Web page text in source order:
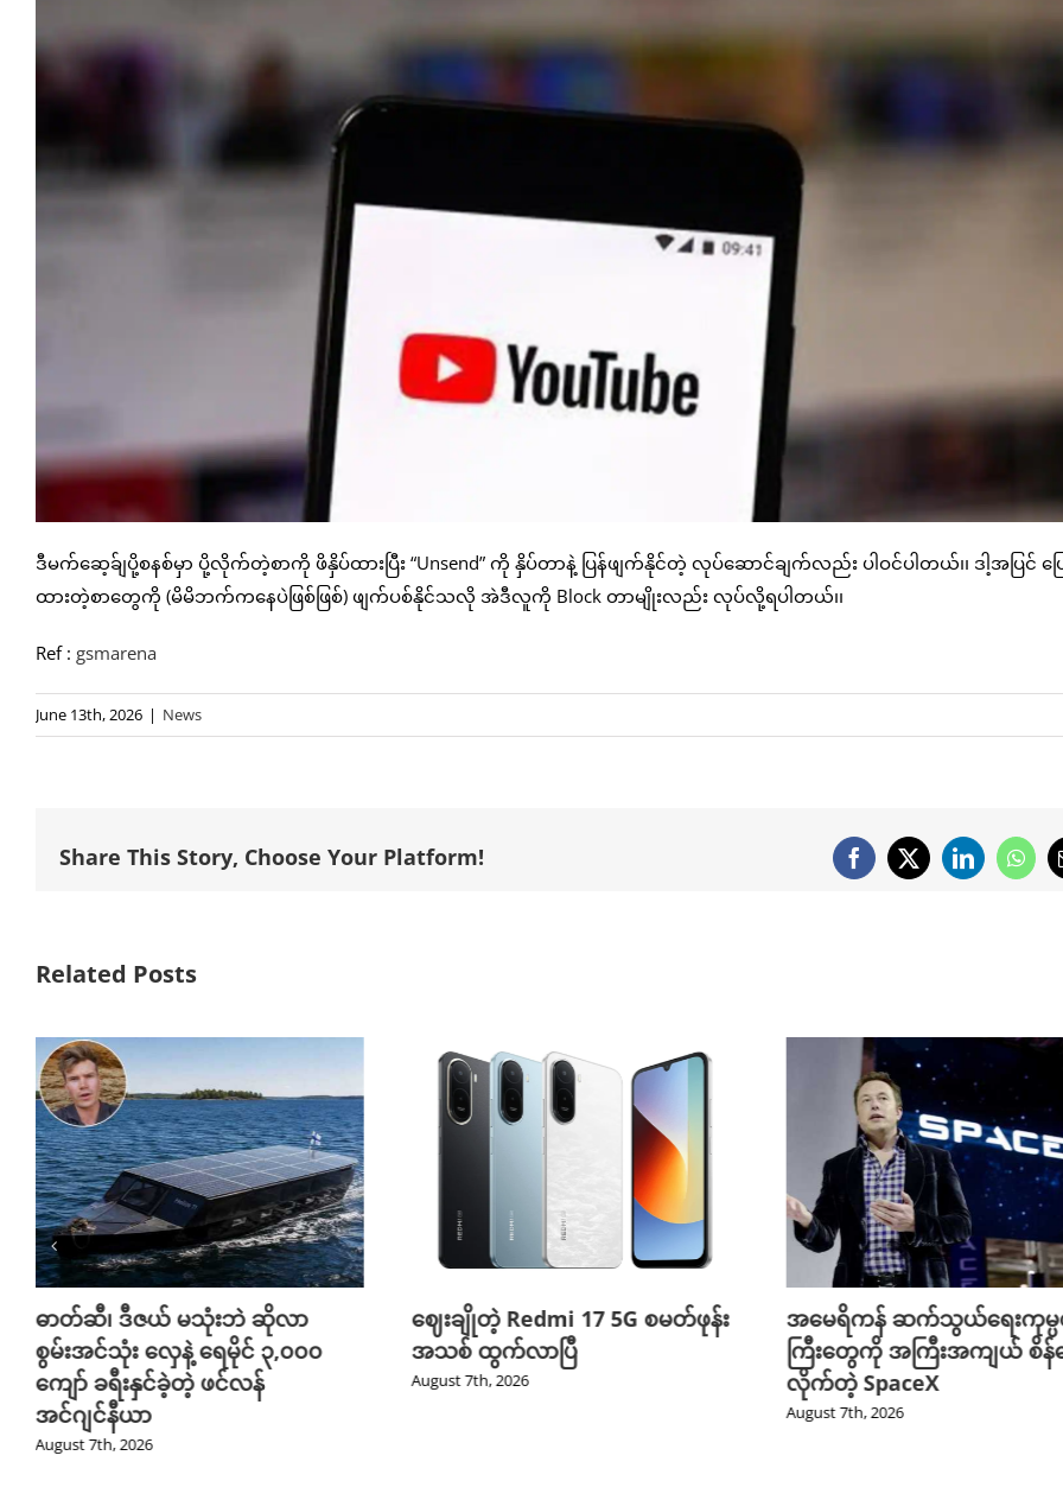
ဒီမက်ဆေ့ခ်ျပို့စနစ်မှာ ပို့လိုက်တဲ့စာကို ဖိနှိပ်ထားပြီး “Unsend” ကို နှိပ်တာနဲ့ ပြန်ဖျက်နိုင်တဲ့ လုပ်ဆောင်ချက်လည်း ပါဝင်ပါတယ်၊၊ ဒါ့အပြင် ပ
ထားတဲ့စာတွေကို (မိမိဘက်ကနေပဲဖြစ်ဖြစ်) ဖျက်ပစ်နိုင်သလို အဲဒီလူကို Block တာမျိုးလည်း လုပ်လို့ရပါတယ်၊၊
Ref : gsmarena
June 13th, 2026 | News
Share This Story, Choose Your Platform! Facebook
X LinkedIn
Related Posts
ဓာတ်ဆီ၊ ဒီဇယ် မသုံးဘဲ ဆိုလာ
စွမ်းအင်သုံး လှေနဲ့ ရေမိုင် ၃,၀၀၀
ကျော် ခရီးနှင်ခဲ့တဲ့ ဖင်လန်
အင်ဂျင်နီယာ
August 7th, 2026
ဈေးချိုတဲ့ Redmi 17 5G စမတ်ဖုန်း
အသစ် ထွက်လာပြီ
August 7th, 2026
အမေရိကန် ဆက်သွယ်ရေးကုမ္
ကြီးတွေကို အကြီးအကျယ် စိန်
လိုက်တဲ့ SpaceX
August 7th, 2026